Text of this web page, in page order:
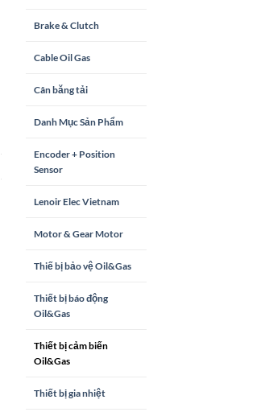
Brake & Clutch
Cable Oil Gas
Cân băng tải
Danh Mục Sản Phẩm
Encoder + Position
Sensor
Lenoir Elec Vietnam
Motor & Gear Motor
Thiế bị bảo vệ Oil&Gas
Thiết bị báo động
Oil&Gas
Thiết bị cảm biến
Oil&Gas
Thiết bị gia nhiệt